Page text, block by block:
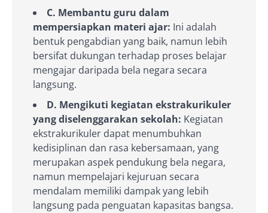
C. Membantu guru dalam
mempersiapkan materi ajar: Ini adalah
bentuk pengabdian yang baik, namun lebih
bersifat dukungan terhadap proses belajar
mengajar daripada bela negara secara
langsung.
D. Mengikuti kegiatan ekstrakurikuler
yang diselenggarakan sekolah: Kegiatan
ekstrakurikuler dapat menumbuhkan
kedisiplinan dan rasa kebersamaan, yang
merupakan aspek pendukung bela negara,
namun mempelajari kejuruan secara
mendalam memiliki dampak yang lebih
langsung pada penguatan kapasitas bangsa.